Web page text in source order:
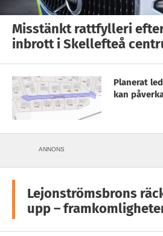
Misstänkt rattfylleri
inbrott i Skellefteå
Planerat
kan
ANNONS
Lejonströmsbrons
upp –